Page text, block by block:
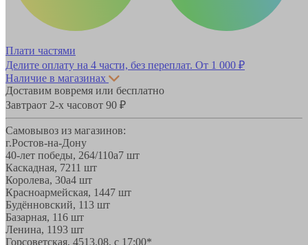
Плати частями
Делите оплату на 4 части, без переплат. От 1 000 ₽
Наличие в магазинах
Доставим вовремя или бесплатно
Завтраот 2-х часовот 90 ₽
Самовывоз из магазинов:
г.Ростов-на-Дону
40-лет победы, 264/110а7 шт
Каскадная, 7211 шт
Королева, 30а4 шт
Красноармейская, 1447 шт
Будённовский, 113 шт
Базарная, 116 шт
Ленина, 1193 шт
Горсоветская, 4513.08, с 17:00*